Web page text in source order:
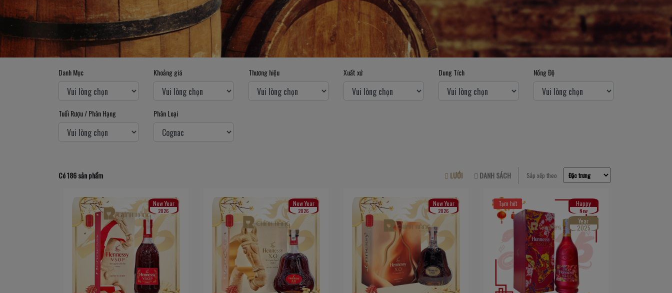
Danh Mục Khoảng giá Thương hiệu Xuất xứ Dung Tích Nồng Độ
Tuổi Rượu / Phân Hạng Phân Loại
Có 186 sản phẩm LƯỚI DANH SÁCH Sắp xếp theo
New Year
2026
New Year
2026
New Year
2026
Tạm hết Happy
New
Year
2025